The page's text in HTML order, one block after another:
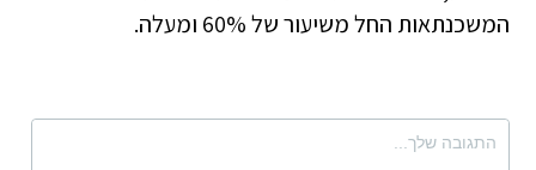
המשכנתאות החל משיעור של 60% ומעלה.